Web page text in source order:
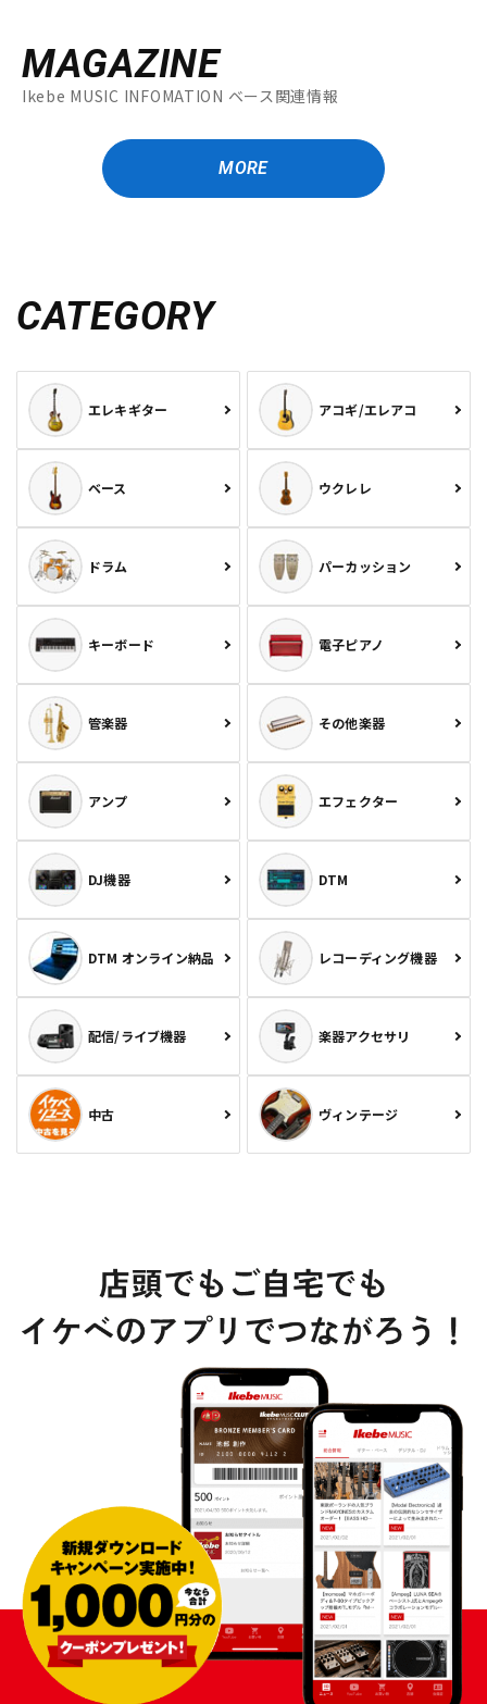
MAGAZINE
Ikebe MUSIC INFOMATION ベース関連情報
MORE
CATEGORY
エレキギター アコギ/エレアコ
ベース ウクレレ
ドラム パーカッション
キーボード 電子ピアノ
管楽器 その他楽器
アンプ エフェクター
DJ機器 DTM
DTM オンライン納品 レコーディング機器
配信/ライブ機器 楽器アクセサリ
中古 ヴィンテージ